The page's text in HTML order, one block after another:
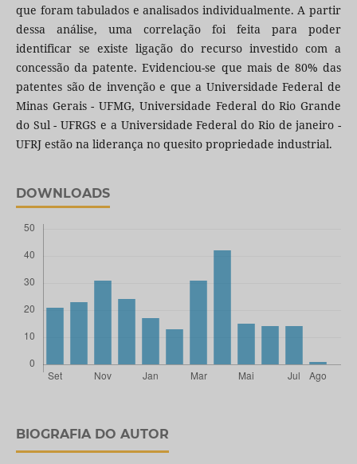
que foram tabulados e analisados individualmente. A partir
dessa análise, uma correlação foi feita para poder
identificar se existe ligação do recurso investido com a
concessão da patente. Evidenciou-se que mais de 80% das
patentes são de invenção e que a Universidade Federal de
Minas Gerais - UFMG, Universidade Federal do Rio Grande
do Sul - UFRGS e a Universidade Federal do Rio de janeiro -
UFRJ estão na liderança no quesito propriedade industrial.
DOWNLOADS
BIOGRAFIA DO AUTOR